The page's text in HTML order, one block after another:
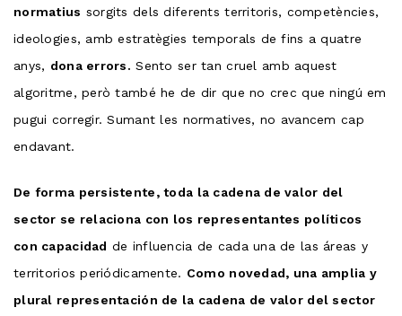
normatius sorgits dels diferents territoris, competències,
ideologies, amb estratègies temporals de fins a quatre
anys, dona errors. Sento ser tan cruel amb aquest
algoritme, però també he de dir que no crec que ningú em
pugui corregir. Sumant les normatives, no avancem cap
endavant.
De forma persistente, toda la cadena de valor del
sector se relaciona con los representantes políticos
con capacidad de influencia de cada una de las áreas y
territorios periódicamente. Como novedad, una amplia y
plural representación de la cadena de valor del sector